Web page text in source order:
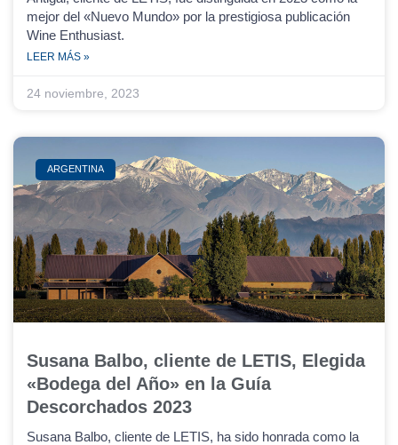
mejor del «Nuevo Mundo» por la prestigiosa publicación
Wine Enthusiast.
LEER MÁS »
24 noviembre, 2023
ARGENTINA
Susana Balbo, cliente de LETIS, Elegida
«Bodega del Año» en la Guía
Descorchados 2023
Susana Balbo, cliente de LETIS, ha sido honrada como la